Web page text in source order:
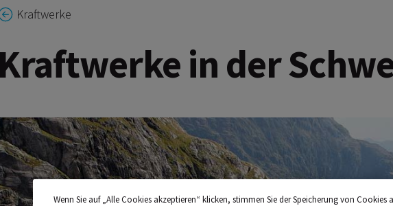
Kraftwerke
Kraftwerke in der
Wenn Sie auf „Alle Cookies akzeptieren“ klicken, stimmen Sie der Speicherung von Cookies